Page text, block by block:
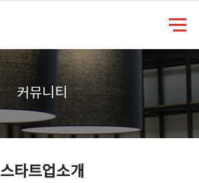
커뮤니티
스타트업소개